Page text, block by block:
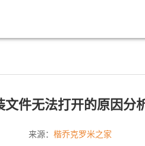
文件无法打开的原因分
来源： 楷乔克罗米之家